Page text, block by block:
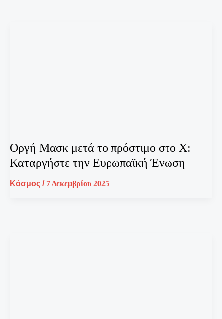
Οργή Μασκ μετά το πρόστιμο στο X:
Καταργήστε την Ευρωπαϊκή Ένωση
Κόσμος / 7 Δεκεμβρίου 2025